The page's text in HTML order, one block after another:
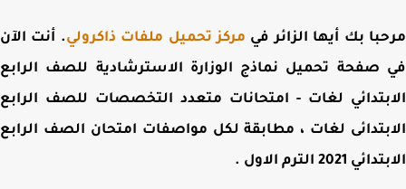
بك أيها الزائر فيمركز تحميل ملفات ذاكرولي. أنت الآن
صفحةتحميل نماذج الوزارة الاسترشادية للصف الرابع
لغات - امتحانات متعدد التخصصات للصف الرابع
لغات ، مطابقة لكل مواصفات امتحان الصف الرابع
2021 الترم الاول
.